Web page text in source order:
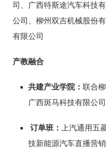
司、广西特斯途汽车科技
公司、柳州双吉机械股份
有限公司
产教融合
共建产业学院：联合
广西斑马科技有限公
订单班：
上汽通用五
技新能源汽车直播营